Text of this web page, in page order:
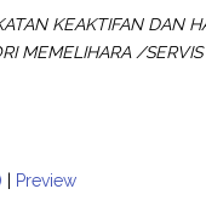
KEAKTIFAN DAN
MEMELIHARA /
| Preview